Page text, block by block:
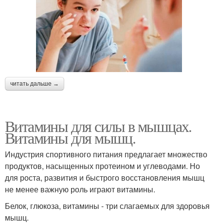
читать дальше →
Витамины для силы в мышцах.
Витамины для мышц.
Индустрия спортивного питания предлагает множество
продуктов, насыщенных протеином и углеводами. Но
для роста, развития и быстрого восстановления мышц
не менее важную роль играют витамины.
Белок, глюкоза, витамины - три слагаемых для здоровья
мышц.